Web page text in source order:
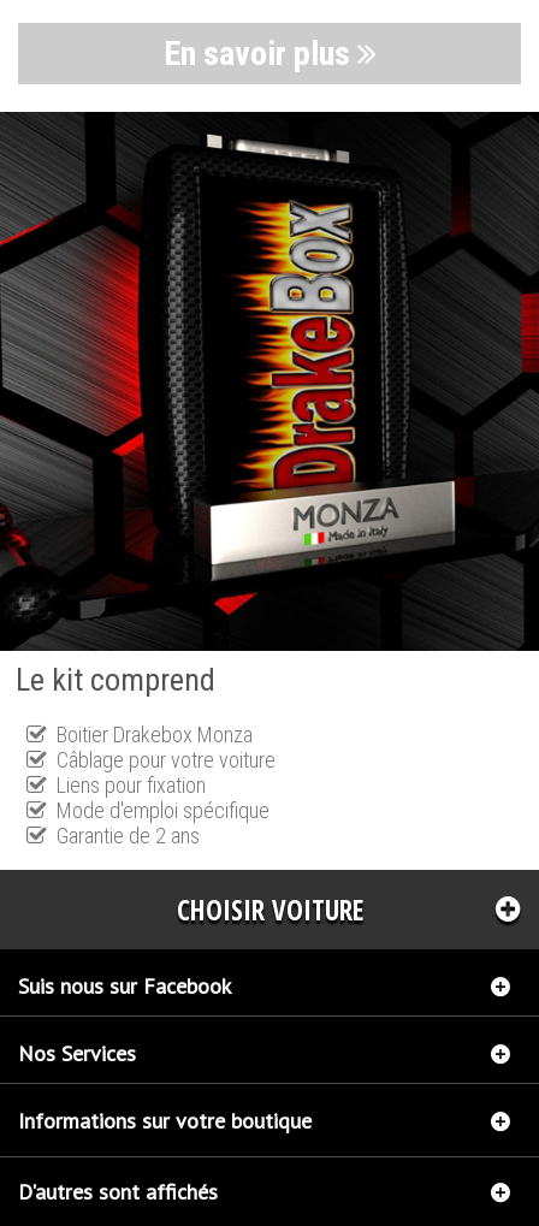
En savoir plus
Le kit comprend
Boitier Drakebox Monza
Câblage pour votre voiture
Liens pour fixation
Mode d'emploi spécifique
Garantie de 2 ans
CHOISIR VOITURE
Suis nous sur Facebook
Nos Services
Informations sur votre boutique
D'autres sont affichés